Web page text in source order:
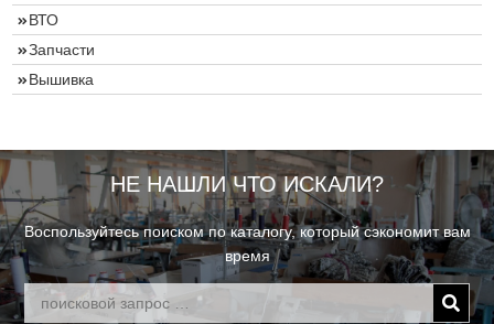
ВТО
Запчасти
Вышивка
НЕ НАШЛИ ЧТО ИСКАЛИ?
Воспользуйтесь поиском по каталогу, который сэкономит вам
время